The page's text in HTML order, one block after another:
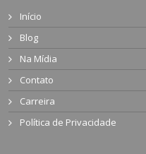
Início
Blog
Na Mídia
Contato
Carreira
Política de Privacidade